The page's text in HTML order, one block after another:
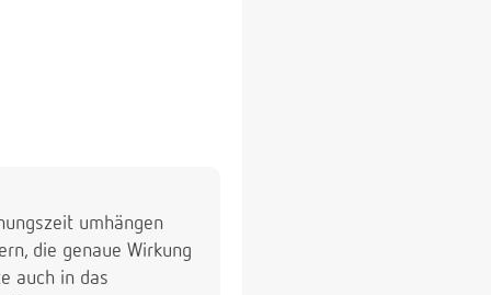
umhängen
die genaue Wirkung
auch in das